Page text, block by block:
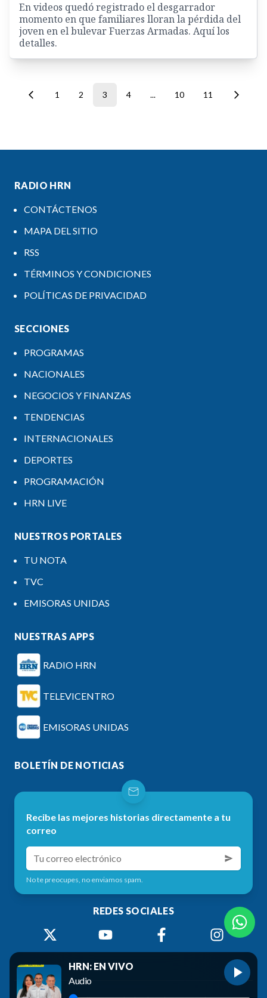
En videos quedó registrado el desgarrador
momento en que familiares lloran la pérdida del
joven en el bulevar Fuerzas Armadas. Aquí los
detalles.
1 2 3 4 ... 10 11
RADIO HRN
CONTÁCTENOS
MAPA DEL SITIO
RSS
TÉRMINOS Y CONDICIONES
POLÍTICAS DE PRIVACIDAD
SECCIONES
PROGRAMAS
NACIONALES
NEGOCIOS Y FINANZAS
TENDENCIAS
INTERNACIONALES
DEPORTES
PROGRAMACIÓN
HRN LIVE
NUESTROS PORTALES
TU NOTA
TVC
EMISORAS UNIDAS
NUESTRAS APPS
RADIO HRN
TELEVICENTRO
EMISORAS UNIDAS
BOLETÍN DE NOTICIAS
Recibe las mejores historias directamente a tu
correo
No te preocupes, no enviamos spam.
REDES SOCIALES
HRN: EN VIVO
Audio